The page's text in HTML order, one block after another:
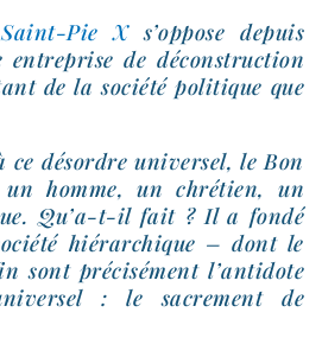
​Pie Xs’oppose depuis
entre­prise de décons­truc­tion
de la socié­té poli­tique que
ce désordre uni­ver­sel, le Bon
homme, un chré­tien, un
Qu’a-​t-​il fait ? Il a fon­dé
hié­rar­chique – dont le
sont pré­ci­sé­ment l’an­ti­dote
: le sacre­ment de